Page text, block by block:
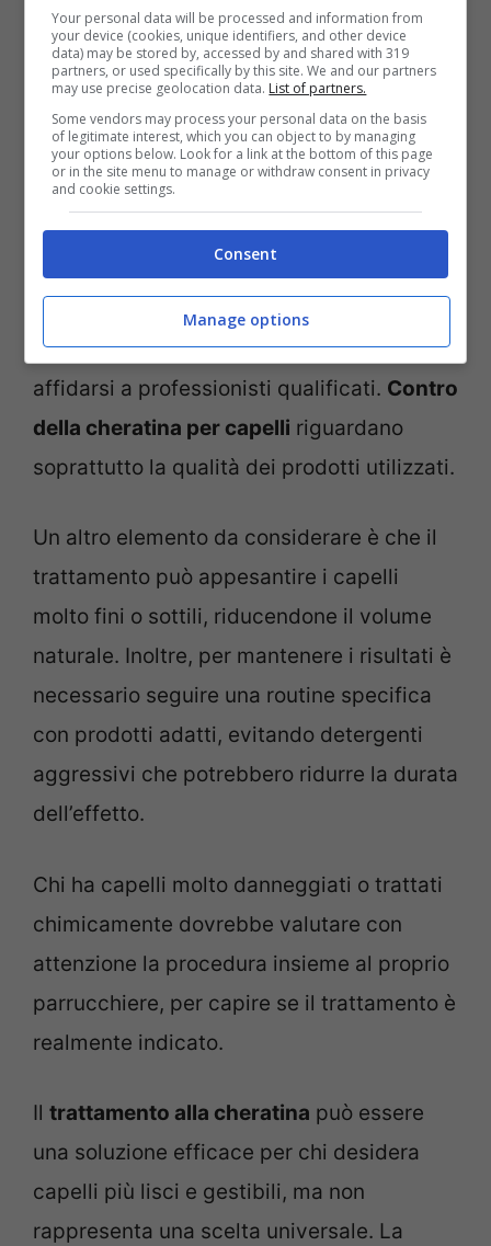
I possibili contro da considerare
Nonostante i benefici, il trattamento alla
cheratina non è privo di aspetti da
valutare. Alcune formulazioni utilizzate in
passato contenevano sostanze che, se
presenti in quantità elevate, potevano
risultare irritanti. Oggi molti prodotti sono
stati riformulati, ma è sempre importante
affidarsi a professionisti qualificati. Contro
della cheratina per capelli riguardano
soprattutto la qualità dei prodotti utilizzati.
Un altro elemento da considerare è che il
trattamento può appesantire i capelli
molto fini o sottili, riducendone il volume
naturale. Inoltre, per mantenere i risultati è
necessario seguire una routine specifica
con prodotti adatti, evitando detergenti
aggressivi che potrebbero ridurre la durata
dell’effetto.
Chi ha capelli molto danneggiati o trattati
chimicamente dovrebbe valutare con
attenzione la procedura insieme al proprio
parrucchiere, per capire se il trattamento è
realmente indicato.
Il trattamento alla cheratina può essere
una soluzione efficace per chi desidera
capelli più lisci e gestibili, ma non
rappresenta una scelta universale. La
Your personal data will be processed and information from
your device (cookies, unique identifiers, and other device
data) may be stored by, accessed by and shared with 319
partners, or used specifically by this site. We and our partners
may use precise geolocation data. List of partners.
Some vendors may process your personal data on the basis
of legitimate interest, which you can object to by managing
your options below. Look for a link at the bottom of this page
or in the site menu to manage or withdraw consent in privacy
and cookie settings.
Consent
Manage options